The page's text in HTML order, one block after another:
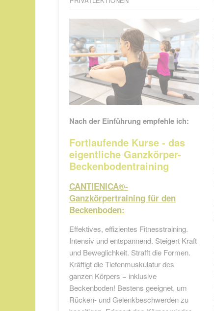
Nach der Einführung empfehle ich:
Fortlaufende Kurse - das
eigentliche Ganzkörper-
Beckenbodentraining
CANTIENICA®-
Ganzkörpertraining für den
Beckenboden:
Effektives, effizientes Fitnesstraining.
Intensiv und entspannend. Steigert Kraft
und Beweglichkeit. Strafft die Formen.
Kräftigt die Tiefenmuskulatur des
ganzen Körpers − inklusive
Beckenboden! Bestens geeignet, um
Rücken- und Gelenkbeschwerden zu